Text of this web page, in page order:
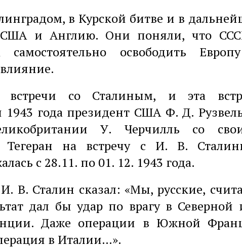
в Курской битве и в
США и Англию. Они поняли, что
освободить
со Сталиным, и эта
1943 года президент США Ф. Д.
У. Черчилль со
на встречу с И. В.
с 28.11. по 01. 12. 1943 года.
В. Сталин сказал: «Мы, русские,
дал бы удар по врагу в Северной
Даже операции в Южной
в Италии…».